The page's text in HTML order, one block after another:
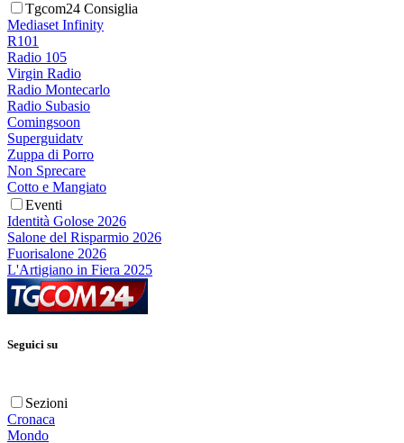
Tgcom24 Consiglia
Mediaset Infinity
R101
Radio 105
Virgin Radio
Radio Montecarlo
Radio Subasio
Comingsoon
Superguidatv
Zuppa di Porro
Non Sprecare
Cotto e Mangiato
Eventi
Identità Golose 2026
Salone del Risparmio 2026
Fuorisalone 2026
L'Artigiano in Fiera 2025
Seguici su
Sezioni
Cronaca
Mondo